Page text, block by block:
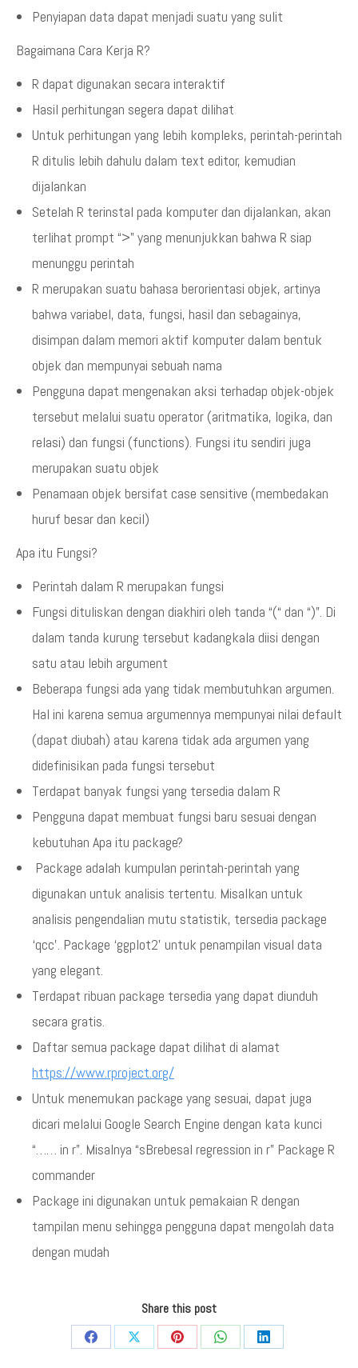
Penyiapan data dapat menjadi suatu yang sulit
Bagaimana Cara Kerja R?
R dapat digunakan secara interaktif
Hasil perhitungan segera dapat dilihat
Untuk perhitungan yang lebih kompleks, perintah-perintah
R ditulis lebih dahulu dalam text editor, kemudian
dijalankan
Setelah R terinstal pada komputer dan dijalankan, akan
terlihat prompt “>” yang menunjukkan bahwa R siap
menunggu perintah
R merupakan suatu bahasa berorientasi objek, artinya
bahwa variabel, data, fungsi, hasil dan sebagainya,
disimpan dalam memori aktif komputer dalam bentuk
objek dan mempunyai sebuah nama
Pengguna dapat mengenakan aksi terhadap objek-objek
tersebut melalui suatu operator (aritmatika, logika, dan
relasi) dan fungsi (functions). Fungsi itu sendiri juga
merupakan suatu objek
Penamaan objek bersifat case sensitive (membedakan
huruf besar dan kecil)
Apa itu Fungsi?
Perintah dalam R merupakan fungsi
Fungsi dituliskan dengan diakhiri oleh tanda “(“ dan “)”. Di
dalam tanda kurung tersebut kadangkala diisi dengan
satu atau lebih argument
Beberapa fungsi ada yang tidak membutuhkan argumen.
Hal ini karena semua argumennya mempunyai nilai default
(dapat diubah) atau karena tidak ada argumen yang
didefinisikan pada fungsi tersebut
Terdapat banyak fungsi yang tersedia dalam R
Pengguna dapat membuat fungsi baru sesuai dengan
kebutuhan Apa itu package?
Package adalah kumpulan perintah-perintah yang
digunakan untuk analisis tertentu. Misalkan untuk
analisis pengendalian mutu statistik, tersedia package
‘qcc’. Package ‘ggplot2’ untuk penampilan visual data
yang elegant.
Terdapat ribuan package tersedia yang dapat diunduh
secara gratis.
Daftar semua package dapat dilihat di alamat
https://www.rproject.org/
Untuk menemukan package yang sesuai, dapat juga
dicari melalui Google Search Engine dengan kata kunci
“…… in r”. Misalnya “sBrebesal regression in r” Package R
commander
Package ini digunakan untuk pemakaian R dengan
tampilan menu sehingga pengguna dapat mengolah data
dengan mudah
Share this post
Share
Share
Share
Share
Share